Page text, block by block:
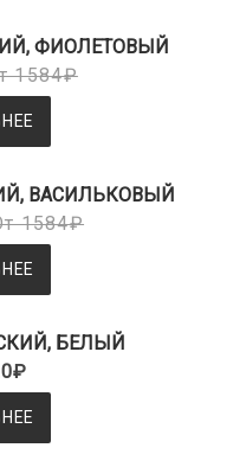
ФИОЛЕТОВЫЙ
1584₽
ВАСИЛЬКОВЫЙ
1584₽
БЕЛЫЙ